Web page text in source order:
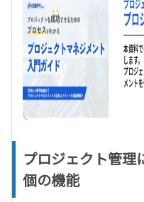
プロジェクト管理
個の機能